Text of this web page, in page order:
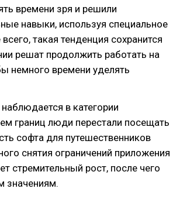
времени зря и решили
навыки, используя специальное
такая тенденция сохранится
решат продолжить работать на
немного времени уделять
в категории
границ люди перестали посещать
софта для путешественников
снятия ограничений приложения
стремительный рост, после чего
значениям.